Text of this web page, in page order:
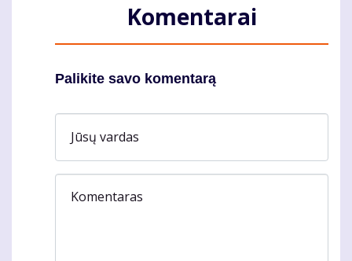
Komentarai
Palikite savo komentarą
Jūsų vardas
Komentaras